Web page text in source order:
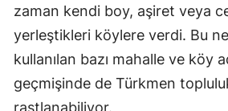
zaman kendi boy, aşiret veya
yerleştikleri köylere verdi. Bu
kullanılan bazı mahalle ve köy
geçmişinde de Türkmen
rastlanabiliyor.